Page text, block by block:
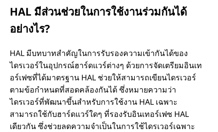
HAL มีส่วนช่วยในการใช้งานร่วมกันได้
อย่างไร?
HAL มีบทบาทสําคัญในการรับรองความเข้ากันได้ของ
ไดรเวอร์ในอุปกรณ์ฮาร์ดแวร์ต่างๆ ด้วยการจัดเตรียมอินเท
อร์เฟซที่ได้มาตรฐาน HAL ช่วยให้สามารถเขียนไดรเวอร์
ตามข้อกําหนดที่สอดคล้องกันได้ ซึ่งหมายความว่า
ไดรเวอร์ที่พัฒนาขึ้นสําหรับการใช้งาน HAL เฉพาะ
สามารถใช้กับฮาร์ดแวร์ใดๆ ที่รองรับอินเทอร์เฟซ HAL
เดียวกัน ซึ่งช่วยลดความจําเป็นในการใช้ไดรเวอร์เฉพาะ